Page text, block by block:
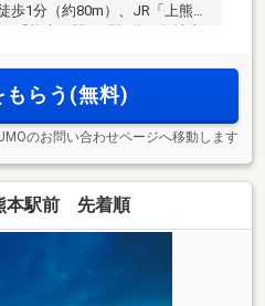
歩1分（約80m）、JR「上熊
」ポジション。
もらう(無料)
のお問い合わせページへ移動します
本駅前 先着順